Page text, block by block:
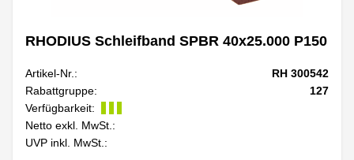
RHODIUS Schleifband SPBR 40x25.000 P150
Artikel-Nr.:
RH 300542
Rabattgruppe:
127
Verfügbarkeit:
Netto exkl. MwSt.:
UVP inkl. MwSt.: